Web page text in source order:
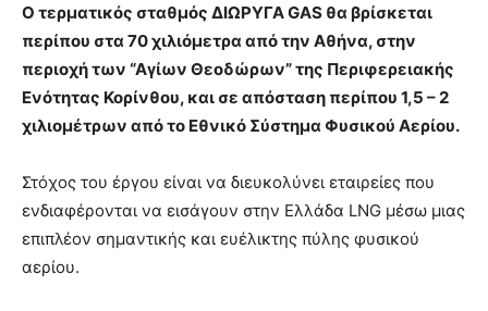
Ο τερματικός σταθμός ΔΙΩΡΥΓΑ GAS θα βρίσκεται
περίπου στα 70 χιλιόμετρα από την Αθήνα, στην
περιοχή των “Αγίων Θεοδώρων” της Περιφερειακής
Ενότητας Κορίνθου, και σε απόσταση περίπου 1,5 – 2
χιλιομέτρων από το Εθνικό Σύστημα Φυσικού Αερίου.
Στόχος του έργου είναι να διευκολύνει εταιρείες που
ενδιαφέρονται να εισάγουν στην Ελλάδα LNG μέσω μιας
επιπλέον σημαντικής και ευέλικτης πύλης φυσικού
αερίου.